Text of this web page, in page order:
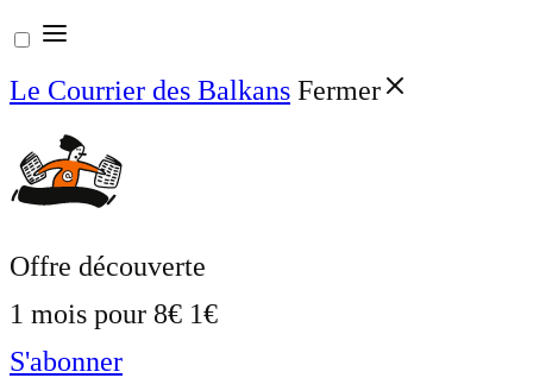
Aller
au
contenu
Le Courrier des Balkans Fermer
Offre découverte
1 mois pour 8€ 1€
S'abonner